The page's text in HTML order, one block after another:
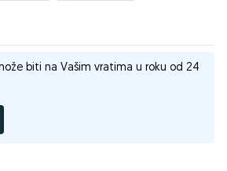
biti na Vašim vratima u roku od 24